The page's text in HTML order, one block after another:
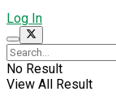
Log In
No Result
View All Result